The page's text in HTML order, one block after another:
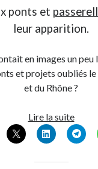
ponts et
leur apparition.
en images un peu
et projets oubliés le
et du Rhône ?
Lire la suiteLes
ponts